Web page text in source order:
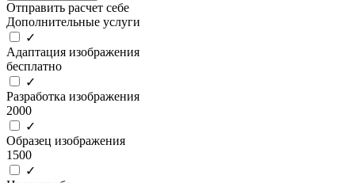
Отправить расчет себе
Дополнительные услуги
✓
Адаптация изображения
бесплатно
✓
Разработка изображения
2000
✓
Образец изображения
1500
✓